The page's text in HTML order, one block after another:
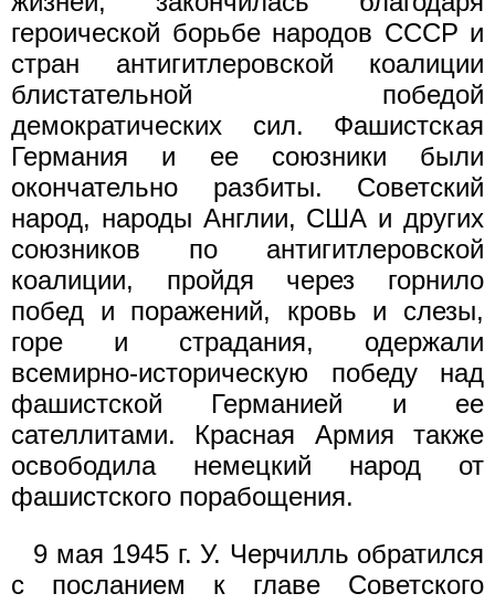
героической борьбе народов СССР и
стран антигитлеровской коалиции
блистательной победой
демократических сил. Фашистская
Германия и ее союзники были
окончательно разбиты. Советский
народ, народы Англии, США и других
союзников по антигитлеровской
коалиции, пройдя через горнило
побед и поражений, кровь и слезы,
горе и страдания, одержали
всемирно-историческую победу над
фашистской Германией и ее
сателлитами. Красная Армия также
освободила немецкий народ от
фашистского порабощения.
9 мая 1945 г. У. Черчилль обратился
с посланием к главе Советского